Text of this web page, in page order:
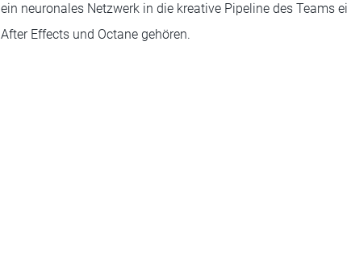
ein neuronales Netzwerk in die kreative Pipeline des Teams
After Effects und Octane gehören.